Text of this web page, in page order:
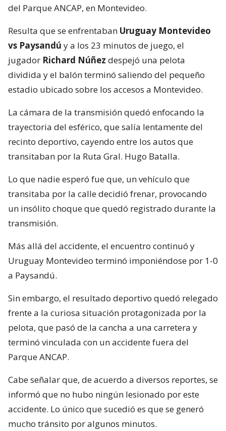
del Parque ANCAP, en Montevideo.
Resulta que se enfrentaban Uruguay Montevideo
vs Paysandú y a los 23 minutos de juego, el
jugador Richard Núñez despejó una pelota
dividida y el balón terminó saliendo del pequeño
estadio ubicado sobre los accesos a Montevideo.
La cámara de la transmisión quedó enfocando la
trayectoria del esférico, que salía lentamente del
recinto deportivo, cayendo entre los autos que
transitaban por la Ruta Gral. Hugo Batalla.
Lo que nadie esperó fue que, un vehículo que
transitaba por la calle decidió frenar, provocando
un insólito choque que quedó registrado durante la
transmisión.
Más allá del accidente, el encuentro continuó y
Uruguay Montevideo terminó imponiéndose por 1-0
a Paysandú.
Sin embargo, el resultado deportivo quedó relegado
frente a la curiosa situación protagonizada por la
pelota, que pasó de la cancha a una carretera y
terminó vinculada con un accidente fuera del
Parque ANCAP.
Cabe señalar que, de acuerdo a diversos reportes, se
informó que no hubo ningún lesionado por este
accidente. Lo único que sucedió es que se generó
mucho tránsito por algunos minutos.